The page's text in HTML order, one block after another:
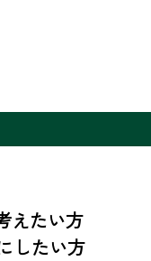
えたい方
したい方